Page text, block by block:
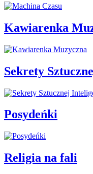
Kawiarenka
Sekrety
Posydeńki
Religia na fali